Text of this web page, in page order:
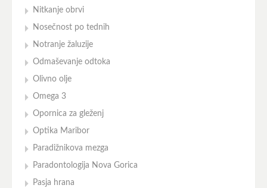
Nitkanje obrvi
Nosečnost po tednih
Notranje žaluzije
Odmaševanje odtoka
Olivno olje
Omega 3
Opornica za gleženj
Optika Maribor
Paradižnikova mezga
Paradontologija Nova Gorica
Pasja hrana